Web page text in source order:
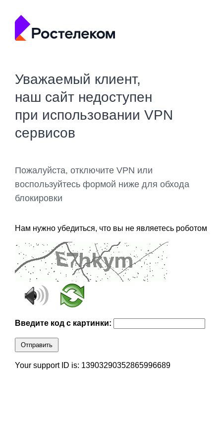
Уважаемый клиент,
наш сайт недоступен
при использовании VPN
сервисов
Пожалуйста, отключите VPN или
воспользуйтесь формой ниже для обхода
блокировки
Нам нужно убедиться, что вы не являетесь роботом
Введите код с картинки:
Отправить
Your support ID is: 13903290352865996689